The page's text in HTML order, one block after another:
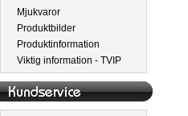
Mjukvaror
Produktbilder
Produktinformation
Viktig information - TVIP